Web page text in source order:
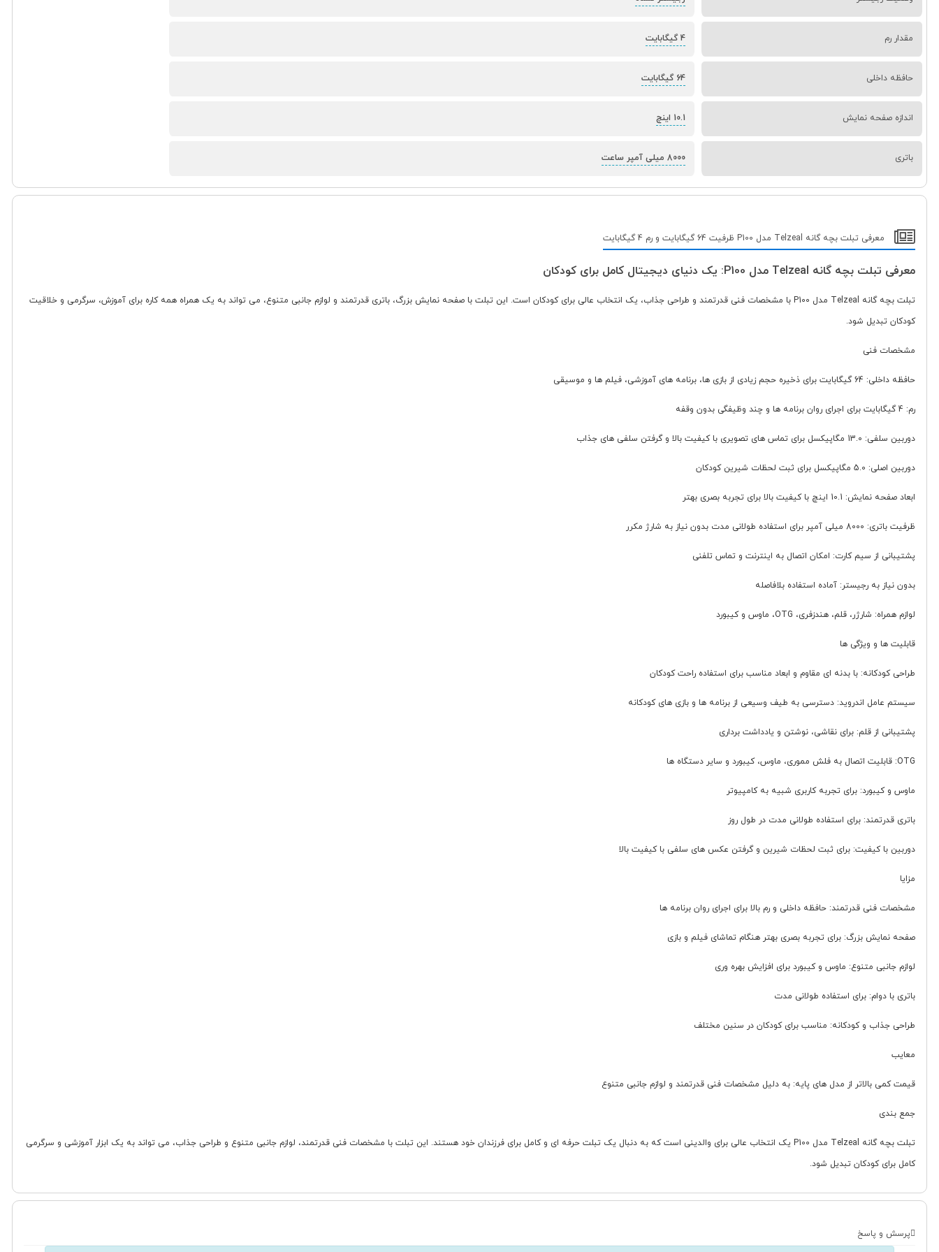
مقدار رم 4 گیگابایت
حافظه داخلی 64 گیگابایت
اندازه صفحه نمایش 10.1 اینچ
باتری 8000 میلی آمپر ساعت
معرفی تبلت بچه گانه Telzeal مدل P100 ظرفیت 64 گیگابایت و رم 4 گیگابایت
معرفی تبلت بچه گانه Telzeal مدل P100: یک دنیای دیجیتال کامل برای کودکان
تبلت بچه گانه Telzeal مدل P100 با مشخصات فنی قدرتمند و طراحی جذاب، یک انتخاب عالی برای کودکان است. این تبلت با صفحه نمایش بزرگ، باتری قدرتمند و لوازم جانبی متنوع، می تواند به یک همراه همه کاره برای آموزش، سرگرمی و خلاقیت
کودکان تبدیل شود.
مشخصات فنی
حافظه داخلی: 64 گیگابایت برای ذخیره حجم زیادی از بازی ها، برنامه های آموزشی، فیلم ها و موسیقی
رم: 4 گیگابایت برای اجرای روان برنامه ها و چند وظیفگی بدون وقفه
دوربین سلفی: 13.0 مگاپیکسل برای تماس های تصویری با کیفیت بالا و گرفتن سلفی های جذاب
دوربین اصلی: 5.0 مگاپیکسل برای ثبت لحظات شیرین کودکان
ابعاد صفحه نمایش: 10.1 اینچ با کیفیت بالا برای تجربه بصری بهتر
ظرفیت باتری: 8000 میلی آمپر برای استفاده طولانی مدت بدون نیاز به شارژ مکرر
پشتیبانی از سیم کارت: امکان اتصال به اینترنت و تماس تلفنی
بدون نیاز به رجیستر: آماده استفاده بلافاصله
لوازم همراه: شارژر، قلم، هندزفری، OTG، ماوس و کیبورد
قابلیت ها و ویژگی ها
طراحی کودکانه: با بدنه ای مقاوم و ابعاد مناسب برای استفاده راحت کودکان
سیستم عامل اندروید: دسترسی به طیف وسیعی از برنامه ها و بازی های کودکانه
پشتیبانی از قلم: برای نقاشی، نوشتن و یادداشت برداری
OTG: قابلیت اتصال به فلش مموری، ماوس، کیبورد و سایر دستگاه ها
ماوس و کیبورد: برای تجربه کاربری شبیه به کامپیوتر
باتری قدرتمند: برای استفاده طولانی مدت در طول روز
دوربین با کیفیت: برای ثبت لحظات شیرین و گرفتن عکس های سلفی با کیفیت بالا
مزایا
مشخصات فنی قدرتمند: حافظه داخلی و رم بالا برای اجرای روان برنامه ها
صفحه نمایش بزرگ: برای تجربه بصری بهتر هنگام تماشای فیلم و بازی
لوازم جانبی متنوع: ماوس و کیبورد برای افزایش بهره وری
باتری با دوام: برای استفاده طولانی مدت
طراحی جذاب و کودکانه: مناسب برای کودکان در سنین مختلف
معایب
قیمت کمی بالاتر از مدل های پایه: به دلیل مشخصات فنی قدرتمند و لوازم جانبی متنوع
جمع بندی
تبلت بچه گانه Telzeal مدل P100 یک انتخاب عالی برای والدینی است که به دنبال یک تبلت حرفه ای و کامل برای فرزندان خود هستند. این تبلت با مشخصات فنی قدرتمند، لوازم جانبی متنوع و طراحی جذاب، می تواند به یک ابزار آموزشی و سرگرمی
کامل برای کودکان تبدیل شود.
پرسش و پاسخ